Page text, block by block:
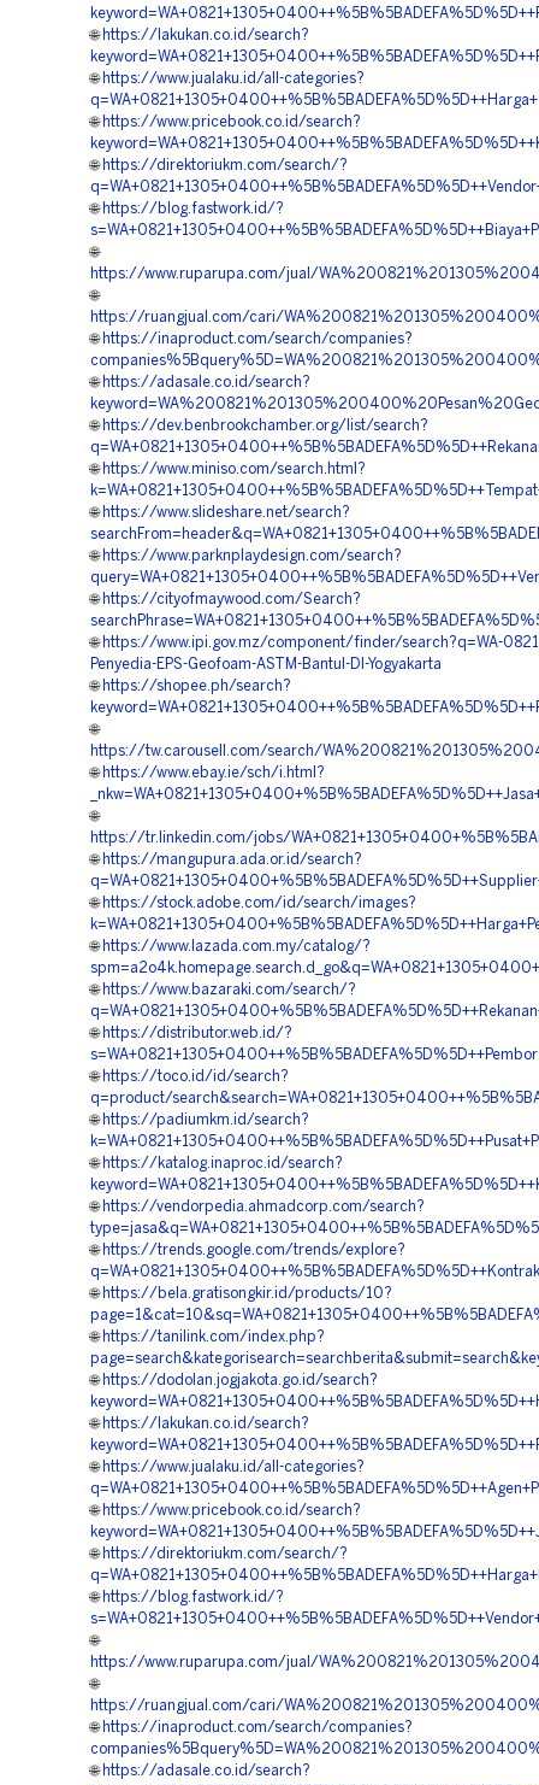
🌐 https://lakukan.co.id/search?
🌐 https://www.jualaku.id/all-categories?
🌐 https://www.pricebook.co.id/search?
🌐 https://direktoriukm.com/search/?
🌐 https://blog.fastwork.id/?
🌐
https://www.ruparupa.com/jual/
🌐
https://ruangjual.com/cari/
🌐 https://inaproduct.com/search/companies?
🌐 https://adasale.co.id/search?
🌐 https://dev.benbrookchamber.org/list/search?
🌐 https://www.miniso.com/search.html?
🌐 https://www.slideshare.net/search?
🌐 https://www.parknplaydesign.com/search?
🌐 https://cityofmaywood.com/Search?
🌐 https://www.ipi.gov.mz/component/finder/search?q=WA-
Penyedia-EPS-Geofoam-ASTM-Bantul-DI-Yogyakarta
🌐 https://shopee.ph/search?
🌐
https://tw.carousell.com/search/
🌐 https://www.ebay.ie/sch/i.html?
🌐
https://tr.linkedin.com/jobs/
🌐 https://mangupura.ada.or.id/search?
🌐 https://stock.adobe.com/id/search/images?
🌐 https://www.lazada.com.my/catalog/?
🌐 https://www.bazaraki.com/search/?
🌐 https://distributor.web.id/?
🌐 https://toco.id/id/search?
q=product/
🌐 https://padiumkm.id/search?
🌐 https://katalog.inaproc.id/search?
🌐 https://vendorpedia.ahmadcorp.com/search?
🌐 https://trends.google.com/trends/explore?
🌐 https://bela.gratisongkir.id/products/10?
🌐 https://tanilink.com/index.php?
🌐 https://dodolan.jogjakota.go.id/search?
🌐 https://lakukan.co.id/search?
🌐 https://www.jualaku.id/all-categories?
🌐 https://www.pricebook.co.id/search?
🌐 https://direktoriukm.com/search/?
🌐 https://blog.fastwork.id/?
🌐
https://www.ruparupa.com/jual/
🌐
https://ruangjual.com/cari/
🌐 https://inaproduct.com/search/companies?
🌐 https://adasale.co.id/search?